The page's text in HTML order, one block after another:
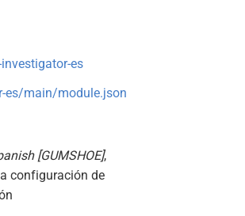
es
es/main/module.json
[GUMSHOE],
configuración de